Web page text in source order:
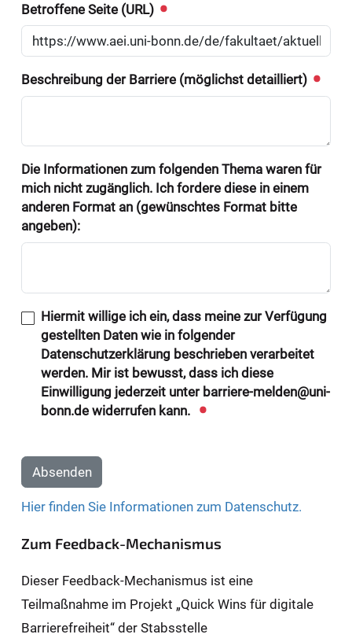
Betroffene Seite (URL)
Beschreibung der Barriere (möglichst detailliert)
Die Informationen zum folgenden Thema waren für
mich nicht zugänglich. Ich fordere diese in einem
anderen Format an (gewünschtes Format bitte
angeben):
Hiermit willige ich ein, dass meine zur Verfügung
gestellten Daten wie in folgender
Datenschutzerklärung beschrieben verarbeitet
werden. Mir ist bewusst, dass ich diese
Einwilligung jederzeit unter barriere-melden@uni-
bonn.de widerrufen kann.
Absenden
Hier finden Sie Informationen zum Datenschutz.
Zum Feedback-Mechanismus
Dieser Feedback-Mechanismus ist eine
Teilmaßnahme im Projekt „Quick Wins für digitale
Barrierefreiheit“ der Stabsstelle